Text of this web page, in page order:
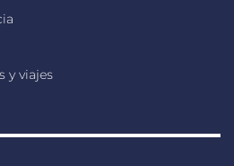
y viajes